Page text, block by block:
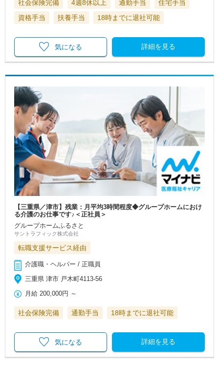
社会保険完備 4週8休以上 通勤手当
住宅手当
資格手当
扶養手当 18時までに退社可能
詳細を見る
気になる
【三重県／津市】残業：月平均3時間程度◆グループホームにおけ
る介護のお仕事です♪＜正社員＞
グループホームふるさと
サントラフィック株式会社
転職支援サービス経由
介護職・ヘルパー / 正職員
三重県 津市 戸木町4113-56
月給 200,000円 ～
社会保険完備 通勤手当 18時までに退社可能
詳細を見る
気になる